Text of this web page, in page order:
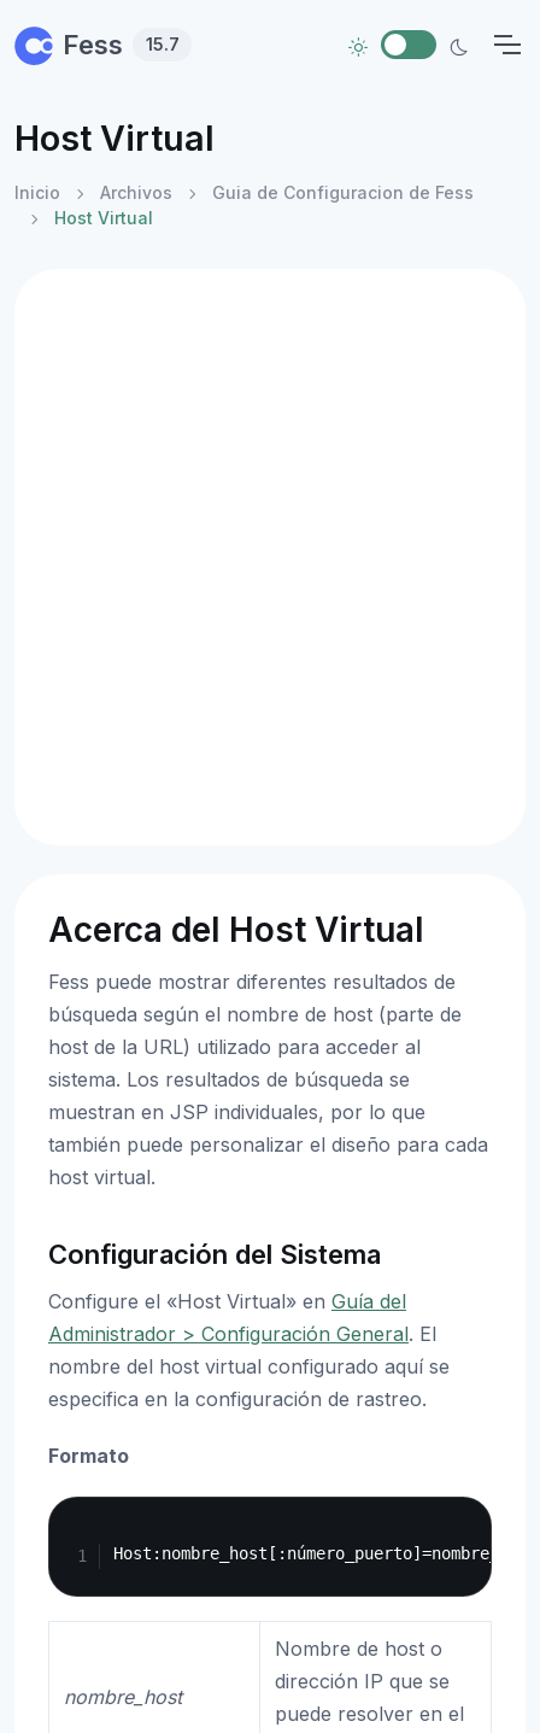
Fess 15.7
Host Virtual
Inicio Archivos
Guia de Configuracion de Fess
Host Virtual
Acerca del Host Virtual
Fess puede mostrar diferentes resultados de
búsqueda según el nombre de host (parte de
host de la URL) utilizado para acceder al
sistema. Los resultados de búsqueda se
muestran en JSP individuales, por lo que
también puede personalizar el diseño para cada
host virtual.
Configuración del Sistema
Configure el «Host Virtual» en Guía del
Administrador > Configuración General. El
nombre del host virtual configurado aquí se
especifica en la configuración de rastreo.
Formato
nombre_host
Nombre de host o
dirección IP que se
puede resolver en el